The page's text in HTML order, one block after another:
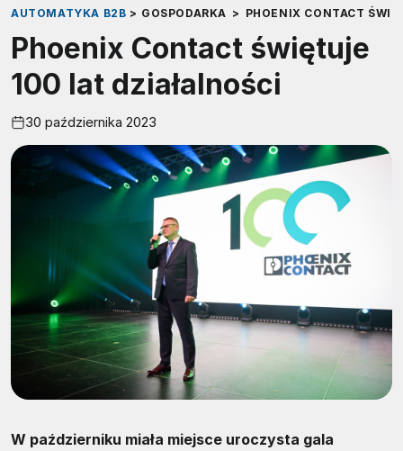
AUTOMATYKA B2B > GOSPODARKA > PHOENIX CONTACT
Phoenix Contact świętuje
100 lat działalności
30 października 2023
W październiku miała miejsce uroczysta gala